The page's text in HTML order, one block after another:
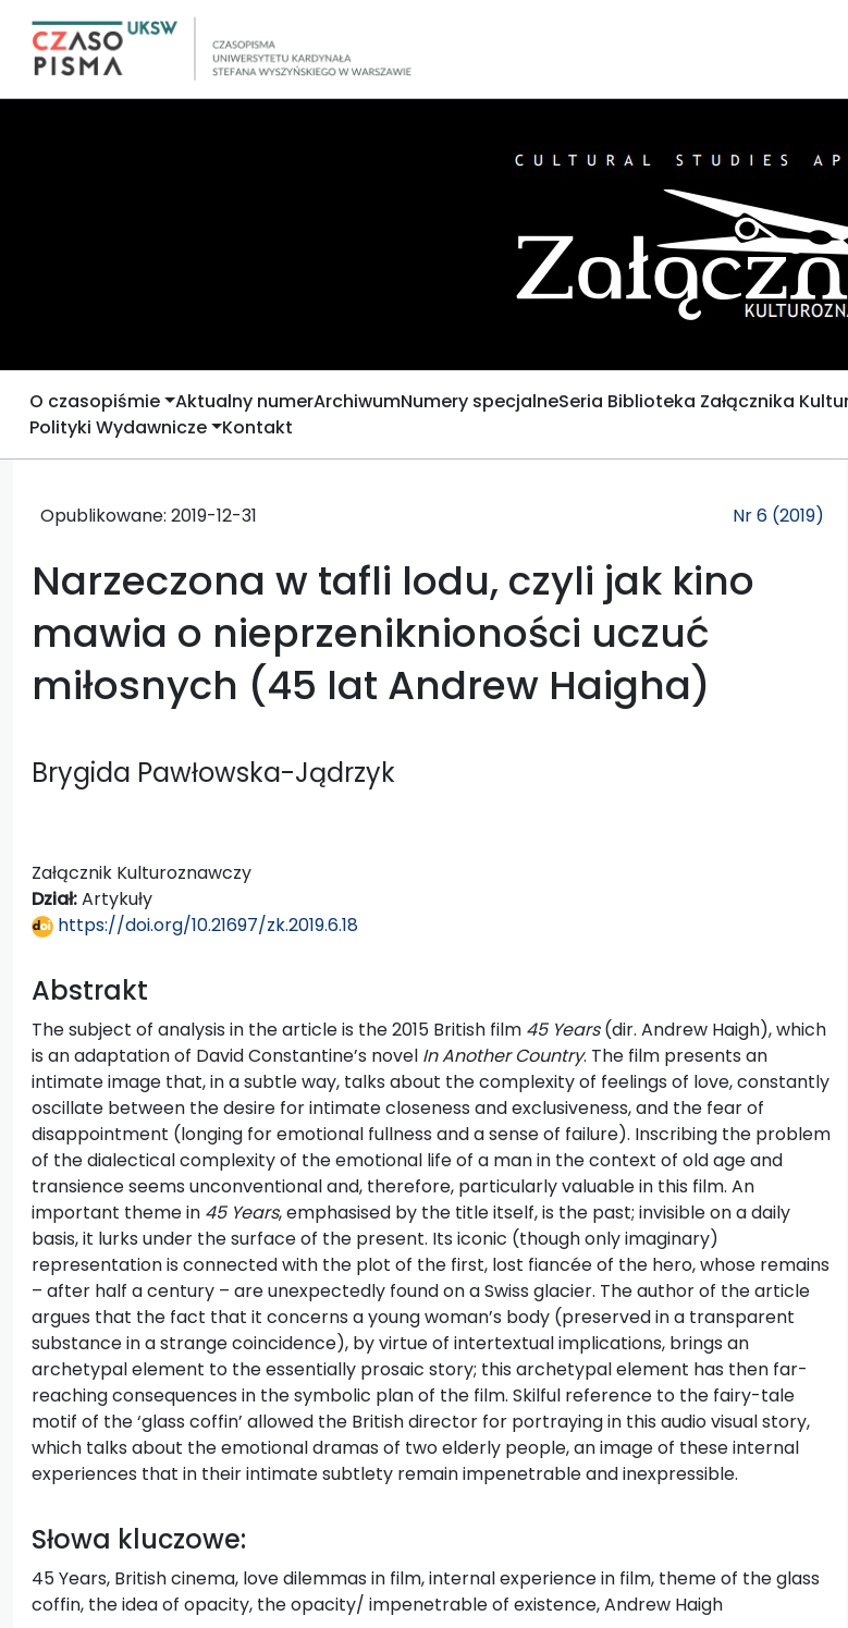
O czasopiśmie Aktualny numerArchiwumNumery specjalneSeria Biblioteka Załącznika
Polityki Wydawnicze Kontakt
Opublikowane: 2019-12-31 Nr 6 (2019)
Narzeczona w tafli lodu, czyli jak kino
mawia o nieprzeniknioności uczuć
miłosnych (45 lat Andrew Haigha)
Brygida Pawłowska-Jądrzyk
Załącznik Kulturoznawczy
Dział:Artykuły
https://doi.org/10.21697/zk.2019.6.18
Abstrakt
The subject of analysis in the article is the 2015 British film 45 Years(dir. Andrew Haigh), which
is an adaptation of David Constantine’s novel In Another Country. The film presents an
intimate image that, in a subtle way, talks about the complexity of feelings of love, constantly
oscillate between the desire for intimate closeness and exclusiveness, and the fear of
disappointment (longing for emotional fullness and a sense of failure). Inscribing the problem
of the dialectical complexity of the emotional life of a man in the context of old age and
transience seems unconventional and, therefore, particularly valuable in this film. An
important theme in 45 Years, emphasised by the title itself, is the past; invisible on a daily
basis, it lurks under the surface of the present. Its iconic (though only imaginary)
representation is connected with the plot of the first, lost fiancée of the hero, whose remains
– after half a century – are unexpectedly found on a Swiss glacier. The author of the article
argues that the fact that it concerns a young woman’s body (preserved in a transparent
substance in a strange coincidence), by virtue of intertextual implications, brings an
archetypal element to the essentially prosaic story; this archetypal element has then far-
reaching consequences in the symbolic plan of the film. Skilful reference to the fairy-tale
motif of the ‘glass coffin’ allowed the British director for portraying in this audio visual story,
which talks about the emotional dramas of two elderly people, an image of these internal
experiences that in their intimate subtlety remain impenetrable and inexpressible.
Słowa kluczowe:
45 Years, British cinema, love dilemmas in film, internal experience in film, theme of the glass
coffin, the idea of opacity, the opacity/ impenetrable of existence, Andrew Haigh